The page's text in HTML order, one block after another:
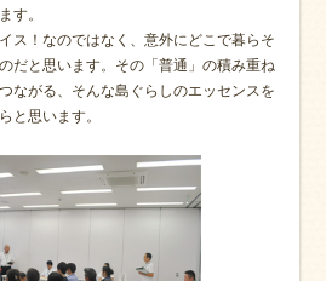
す。
ス！なのではなく、意外にどこで暮らそ
だと思います。その「普通」の積み重ね
ながる、そんな島ぐらしのエッセンスを
と思います。